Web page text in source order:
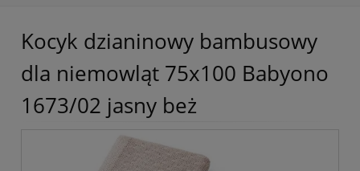
Kocyk dzianinowy bambusowy
dla niemowląt 75x100 Babyono
1673/02 jasny beż